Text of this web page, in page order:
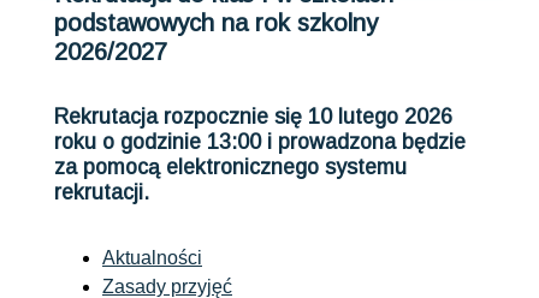
podstawowych na rok szkolny
2026/2027
Rekrutacja rozpocznie się 10 lutego 2026
roku o godzinie 13:00 i prowadzona będzie
za pomocą elektronicznego systemu
rekrutacji.
Aktualności
Zasady przyjęć